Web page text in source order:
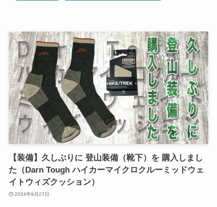
【装備】久しぶりに 登山装備（靴下）を 購入しまし
た（Darn Tough ハイカーマイクロクルーミッドウェ
イトウィズクッション）
2024年9月27日